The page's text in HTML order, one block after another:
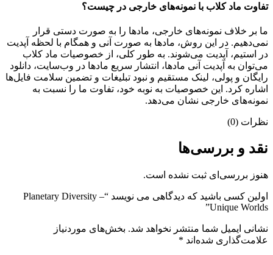
تفاوت ماد کلاب با نمونه‌های خارجی در چیست؟
ما بر خلاف نمونه‌های خارجی، مادها را به صورت دستی قرار
نمی‌دهیم. در این روش، مادها به صورت آنی و همگام با لحظه آپدیت
در استیم، آپدیت می‌شوند. به طور کلی، از خصوصیات ماد کلاب
می‌‌توان به آپدیت آنی مادها، انتشار سریع مادها در وب‌سایت، دانلود
رایگان و پولی، لینک مستقیم و نبود تبلیغات و تضمین سلامت فایل‌ها
اشاره کرد. این خصوصیات به نوبه خود، تفاوت ما را نسبت به
نمونه‌های خارجی نشان می‌دهد.
نظرات (0)
نقد و بررسی‌ها
هنوز بررسی‌ای ثبت نشده است.
اولین کسی باشید که دیدگاهی می نویسد “Planetary Diversity –
Unique Worlds”
نشانی ایمیل شما منتشر نخواهد شد. بخش‌های موردنیاز
علامت‌گذاری شده‌اند *